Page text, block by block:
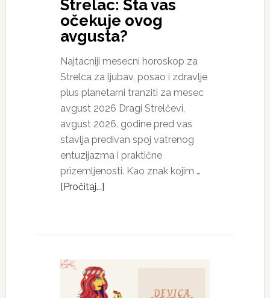
Strelac: Šta vas
očekuje ovog
avgusta?
Najtacniji mesecni horoskop za
Strelca za ljubav, posao i zdravlje
plus planetarni tranziti za mesec
avgust 2026 Dragi Strelčevi,
avgust 2026. godine pred vas
stavlja predivan spoj vatrenog
entuzijazma i praktične
prizemljenosti. Kao znak kojim …
[Pročitaj...]